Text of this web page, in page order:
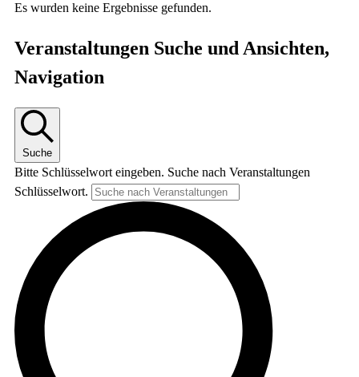
Es wurden keine Ergebnisse gefunden.
Veranstaltungen Suche und Ansichten,
Navigation
Suche
Bitte Schlüsselwort eingeben. Suche nach Veranstaltungen
Schlüsselwort.